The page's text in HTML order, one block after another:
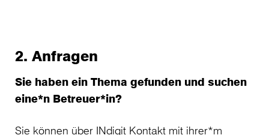
2. Anfragen
Sie haben ein Thema gefunden und suchen
eine*n Betreuer*in?
Sie können über INdigit Kontakt mit ihrer*m